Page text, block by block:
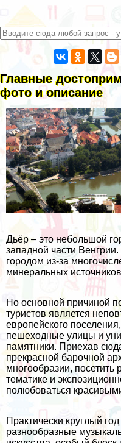
Главные
фото и описание
Дьёр – это небольшой
западной части
городом из-за
минеральных
Но основной причиной
туристов является
европейского
пешеходные улицы и
памятники. Приехав
прекрасной барочной
многообразии,
тематике и
полюбоваться
Практически круглый
разнообразные